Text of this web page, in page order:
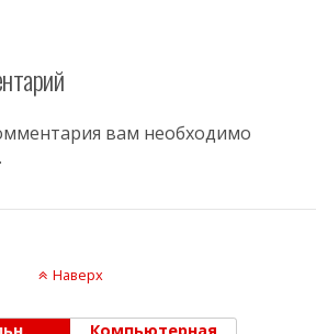
вам необходимо
.
Наверх